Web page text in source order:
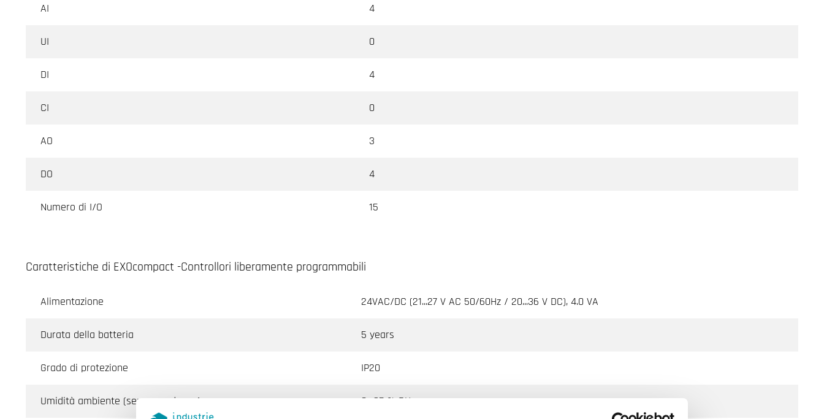
AI 4
UI 0
DI 4
CI 0
AO 3
DO 4
Numero di I/O 15
Caratteristiche di EXOcompact -Controllori liberamente programmabili
Alimentazione 24VAC/DC (21...27 V AC 50/60Hz / 20...36 V DC), 4.0 VA
Durata della batteria 5 years
Grado di protezione IP20
Umidità ambiente (senza condensa) 0…95 % RH